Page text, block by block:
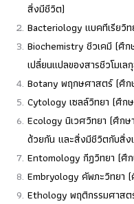
สิ่งมีชีวิต)
Bacteriology แบคทีเรียวิ
Biochemistry ชีวเคมี (ศึก
เปลี่ยนแปลของสารชีวโมเ
Botany พฤกษศาสตร์ (ศึก
Cytology เซลล์วิทยา (ศึกษ
Ecology นิเวศวิทยา (ศึก
ด้วยกัน และสิ่งมีชีวิตกับสิ่ง
Entomology กีฏวิทยา (ศึ
Embryology คัพภะวิทยา
Ethology พฤติกรรมศาส